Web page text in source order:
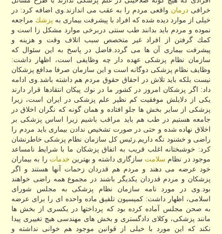
خرافی درمان واقعی مردم را به عقب می اندازند.وی اضافه كرد: در
خیلی از موارد دیده شده كه افراد با پیشرفت بیماری به پزشك مراجعه
نموده و مردم باید بدانند طب سنتی دربرخی موارد مشكل زا است و
كمك گرفتن از افراد غیر متخصص سبب اتلاف وقت و هزینه و
پیشرفت بیماری آن ها می گردد.فاضل در پاسخ به این سئوال كه
سازمان نظام پزشكی عهده دار چه وظایفی است، اظهار داشت:
وظایف نظام پزشكی دوگانه است و این سازمان صرفا مدافع پزشكان
نیست بلكه باید تلاش در احقاق حقوق مردم هم داشته باشد.وی ادامه
داد: اگر پزشكان امروز در كشور ما در نوك پیكان انتقادها قرار دارند
یكی از دلایلش موفقیت كم نظیر علم پزشكی در ایران است، زیرا
پزشكی از سایر بخش ها جلو افتاده و همان گونه كه نگران اخلاق در
جامعه هستیم در طب هم باید مراقب باشیم زیرا اساس پزشكی بر
اخلاق نهاده شده و حتی در صورت تشخیص ندادن بیماری باید مردم را
راضی و خشنود نگه داریم.رئیس كل سازمان نظام پزشكی خاطرنشان
كرد: خوشبختانه اغلب قریب به اتفاق پزشكان ما با شرایط نامساعد
موجود در نظام سلامت سازگاری داشته و بهترین خدمات را به بیماران
خود عرضه می دهند و مردم هم قدردان زحمات آنها هستند و اگر
پزشكان و مردم قدردان یكدیگر باشند در مجموع همه راضی خواهند
بود.وی در مورد نامه سازمان نظام پزشكی به مجلس شورای
اسلامی، اظهار داشت: كمیسیون تلفیق ماده واحده ای را برای عرضه
به صحن مجلس آماده كرده بود كه پرداختها در یكسری از بخش ها
مانند پزشكی، وكلای دادگستری و بخش های مهندسی هیچ تغییری پیدا
نكند كه این مورد با خیلی از قوانین موجود هم خوانی نداشته و